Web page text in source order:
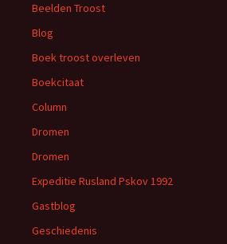
Beelden Troost
Blog
Boek troost overleven
Boekcitaat
Column
Dromen
Dromen
Expeditie Rusland Pskov 1992
Gastblog
Geschiedenis